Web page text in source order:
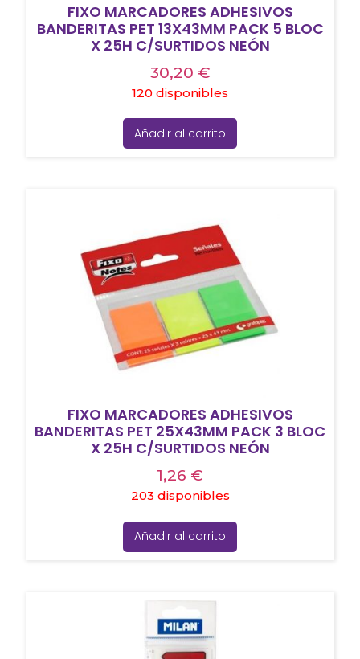
FIXO MARCADORES ADHESIVOS
BANDERITAS PET 13X43MM PACK 5 BLOC
X 25H C/SURTIDOS NEÓN
30,20 €
120 disponibles
Añadir al carrito
FIXO MARCADORES ADHESIVOS
BANDERITAS PET 25X43MM PACK 3 BLOC
X 25H C/SURTIDOS NEÓN
1,26 €
203 disponibles
Añadir al carrito